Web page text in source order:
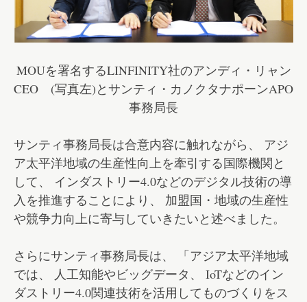
MOUを署名するLINFINITY社のアンディ・リャン
CEO (写真左)とサンティ・カノクタナポーンAPO
事務局長
サンティ事務局長は合意内容に触れながら、 アジ
ア太平洋地域の生産性向上を牽引する国際機関と
して、 インダストリー4.0などのデジタル技術の導
入を推進することにより、 加盟国・地域の生産性
や競争力向上に寄与していきたいと述べました。
さらにサンティ事務局長は、 「アジア太平洋地域
では、 人工知能やビッグデータ、 IoTなどのイン
ダストリー4.0関連技術を活用してものづくりをス